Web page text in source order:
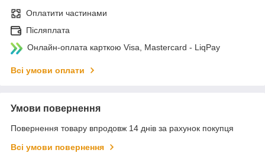
Оплатити частинами
Післяплата
Онлайн-оплата карткою Visa, Mastercard - LiqPay
Всі умови оплати
Умови повернення
Повернення товару впродовж 14 днів за рахунок покупця
Всі умови повернення